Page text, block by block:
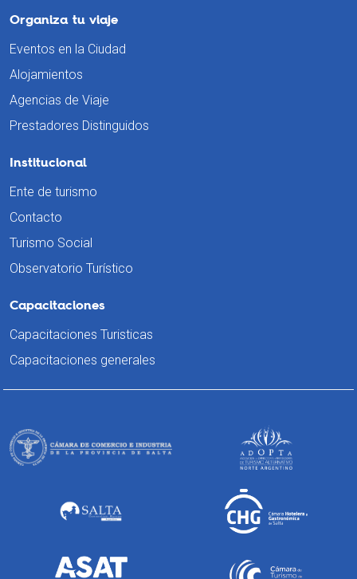
Organiza tu viaje
Eventos en la Ciudad
Alojamientos
Agencias de Viaje
Prestadores Distinguidos
Institucional
Ente de turismo
Contacto
Turismo Social
Observatorio Turístico
Capacitaciones
Capacitaciones Turisticas
Capacitaciones generales